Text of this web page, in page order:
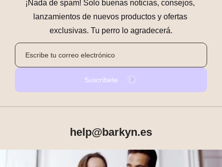
¡Nada de spam! Solo buenas noticias, consejos,
lanzamientos de nuevos productos y ofertas
exclusivas. Tu perro lo agradecerá.
Suscríbete
help@barkyn.es